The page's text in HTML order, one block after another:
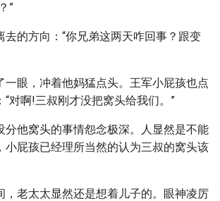
”
去的方向：“你兄弟这两天咋回事？跟变
一眼，冲着他妈猛点头。王军小屁孩也点
对啊!三叔刚才没把窝头给我们。”
分他窝头的事情怨念极深。人显然是不能
小屁孩已经理所当然的认为三叔的窝头该
，老太太显然还是想着儿子的。眼神凌厉